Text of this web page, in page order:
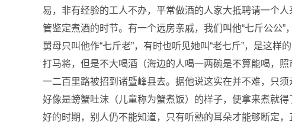
易，非有经验的工人不办，平常做酒的人家大抵聘请一个
管鉴定煮酒的时节。有一个远房亲戚，我们叫他“七斤公公
舅母只叫他作“七斤老”，有时也听见她叫“老七斤”，是这样
打马将，但是不大喝酒（海边的人喝一两碗是不算能喝，
一二百里路被招到诸暨峰县去。据他说这实在并不难，只
好像是螃蟹吐沫（儿童称为蟹煮饭）的样子，便拿来煮就
好的时期，别人仍不能知道，只有听熟的耳朵才能够断定，